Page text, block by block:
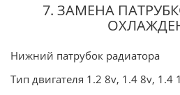
7. ЗАМЕНА
Нижний патрубок радиатора
Тип двигателя 1.2 8v, 1.4 8v, 1.4